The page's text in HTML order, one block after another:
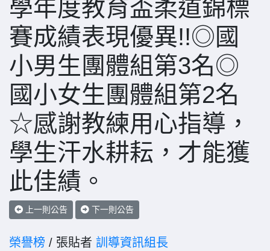
學年度教育盃柔道錦標
賽成績表現優異!!◎國
小男生團體組第3名◎
國小女生團體組第2名
☆感謝教練用心指導，
學生汗水耕耘，才能獲
此佳績。
上一則公告 下一則公告
榮譽榜 / 張貼者 訓導資訊組長